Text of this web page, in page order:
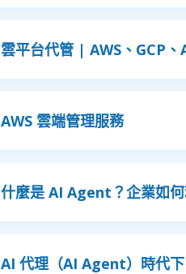
雲平台代管 | AWS、GCP
AWS 雲端管理服務
什麼是 AI Agent？企業如
AI 代理（AI Agent）時代下